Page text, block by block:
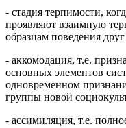
- стадия терпимости,
проявляют взаимную
образцам поведения друг
- аккомодация, т.е.
основных элементов
одновременном
группы новой
- ассимиляция, т.е.